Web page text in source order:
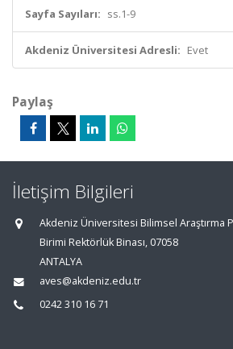
Sayfa Sayıları: ss.1-9
Akdeniz Üniversitesi Adresli: Evet
Paylaş
İletişim Bilgileri
Akdeniz Üniversitesi Bilimsel Araştırma
Birimi Rektörlük Binası, 07058
ANTALYA
aves@akdeniz.edu.tr
0242 310 16 71